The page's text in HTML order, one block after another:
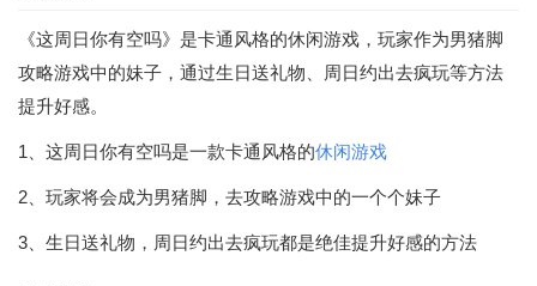
《这周日你有空吗》是卡通风格的休闲游戏，玩家作为男猪脚
攻略游戏中的妹子，通过生日送礼物、周日约出去疯玩等方法
提升好感。
1、这周日你有空吗是一款卡通风格的休闲游戏
2、玩家将会成为男猪脚，去攻略游戏中的一个个妹子
3、生日送礼物，周日约出去疯玩都是绝佳提升好感的方法